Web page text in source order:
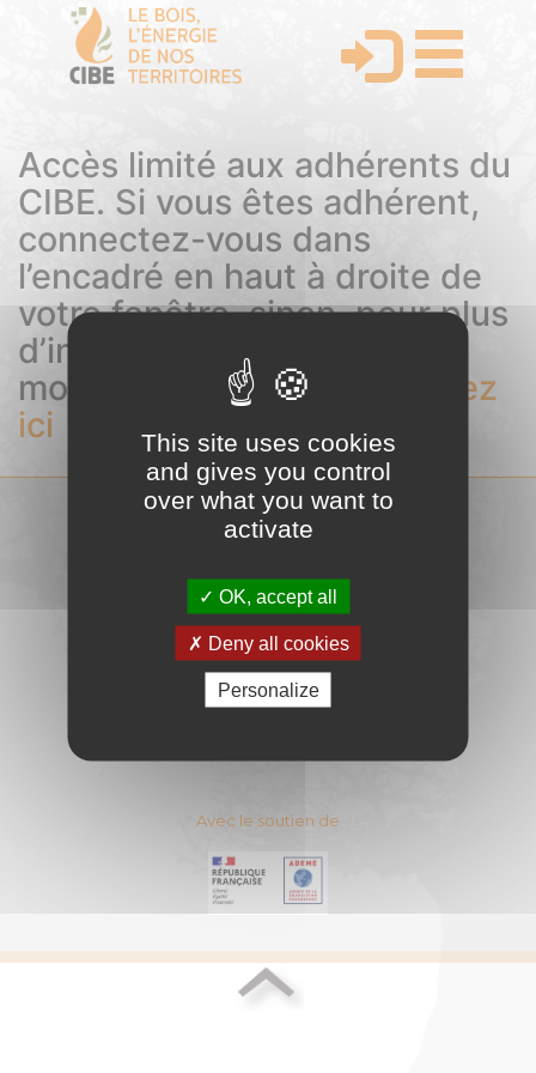
Accès limité aux adhérents du
CIBE. Si vous êtes adhérent,
connectez-vous dans
l’encadré en haut à droite de
votre fenêtre, sinon, pour plus
d’informations sur les
modalités d’adhésion,
cliquez
ici
COMITÉ INTERPROFESSIONNEL
11 Rue Berryer - 75008 PARIS
E-mail :contact@cibe.fr
CONTACT
PLAN DU SITE
ESPACE ADHERENT
Avec le soutien de
This site uses cookies
and gives you control
over what you want to
activate
OK, accept all
Deny all cookies
Personalize